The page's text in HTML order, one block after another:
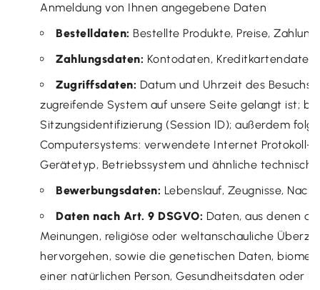
Anmeldung von Ihnen angegebene Daten
Bestelldaten: Bestellte Produkte, Preise,
Zahlungsdaten: Kontodaten,
Zugriffsdaten: Datum und Uhrzeit des Besuchs
zugreifende System auf unsere Seite gelangt ist;
Sitzungsidentifizierung (Session ID); außerdem
Computersystems: verwendete Internet Protokoll-
Gerätetyp, Betriebssystem und ähnliche
Bewerbungsdaten: Lebenslauf, Zeugnisse,
Daten nach Art. 9 DSGVO: Daten, aus denen
Meinungen, religiöse oder weltanschauliche
hervorgehen, sowie die genetischen Daten,
einer natürlichen Person, Gesundheitsdaten oder